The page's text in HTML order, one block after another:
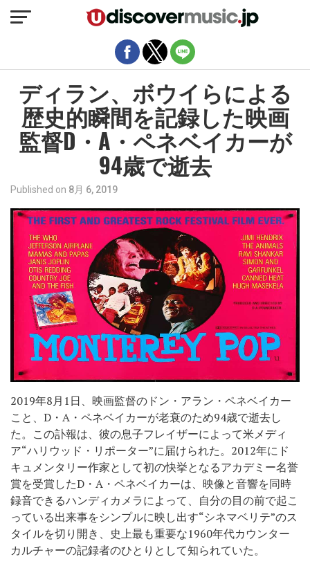
ディラン、ボウイらによる
歴史的瞬間を記録した映画
監督D・A・ペネベイカーが
94歳で逝去
Published on 8月 6, 2019
2019年8月1日、映画監督のドン・アラン・ペネベイカー
こと、D・A・ペネベイカーが老衰のため94歳で逝去し
た。この訃報は、彼の息子フレイザーによって米メディ
ア“ハリウッド・リポーター”に届けられた。2012年にド
キュメンタリー作家として初の快挙となるアカデミー名誉
賞を受賞したD・A・ペネベイカーは、映像と音響を同時
録音できるハンディカメラによって、自分の目の前で起こ
っている出来事をシンプルに映し出す“シネマベリテ”のス
タイルを切り開き、史上最も重要な1960年代カウンター
カルチャーの記録者のひとりとして知られていた。
モバイルバージョンを終了